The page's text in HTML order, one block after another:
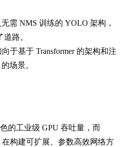
需 NMS 训练的 YOLO 架构，
路。
于基于 Transformer 的架构和注
场景。
的工业级 GPU 吞吐量，而
在构建可扩展、参数高效网络方